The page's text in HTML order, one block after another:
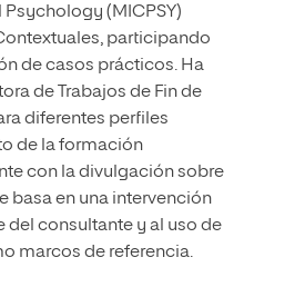
(MICPSY)
participando
de casos prácticos. Ha
de Trabajos de Fin de
diferentes perfiles
de la formación
con la divulgación sobre
basa en una intervención
del consultante y al uso de
marcos de referencia.